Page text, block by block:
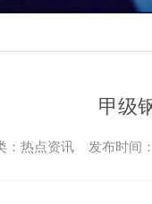
钢木质防火门
甲级
：热点资讯 发布时间